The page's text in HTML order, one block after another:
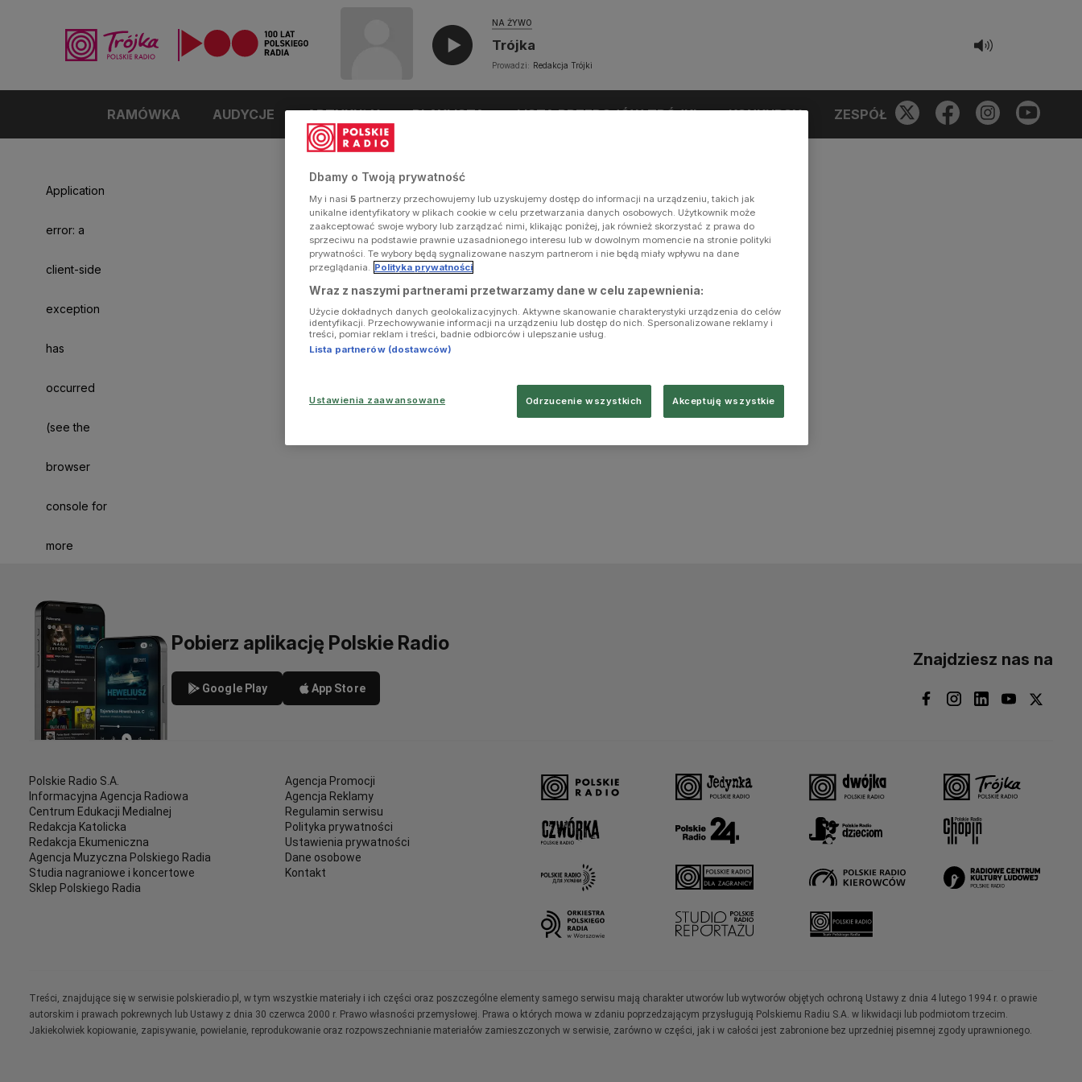
NA ŻYWO
Trójka
Prowadzi: Redakcja Trójki
RAMÓWKA AUDYCJE ARTYKUŁY PLAYLISTA LISTA PRZEBOJÓW TRÓJKI KONKURSY ZESPÓŁ
Application
error: a
client-side
exception
has
occurred
(see the
browser
console for
more
Pobierz aplikację Polskie Radio
Google Play App Store
Znajdziesz nas na
Polskie Radio S.A.
Informacyjna Agencja Radiowa
Centrum Edukacji Medialnej
Redakcja Katolicka
Redakcja Ekumeniczna
Agencja Muzyczna Polskiego Radia
Studia nagraniowe i koncertowe
Sklep Polskiego Radia
Agencja Promocji
Agencja Reklamy
Regulamin serwisu
Polityka prywatności
Ustawienia prywatności
Dane osobowe
Kontakt
Treści, znajdujące się w serwisie polskieradio.pl, w tym wszystkie materiały i ich części oraz poszczególne elementy samego serwisu mają charakter utworów lub wytworów objętych ochroną Ustawy z dnia 4 lutego 1994 r. o prawie
autorskim i prawach pokrewnych lub Ustawy z dnia 30 czerwca 2000 r. Prawo własności przemysłowej. Prawa o których mowa w zdaniu poprzedzającym przysługują Polskiemu Radiu S.A. w likwidacji lub podmiotom trzecim.
Jakiekolwiek kopiowanie, zapisywanie, powielanie, reprodukowanie oraz rozpowszechnianie materiałów zamieszczonych w serwisie, zarówno w części, jak i w całości jest zabronione bez uprzedniej pisemnej zgody uprawnionego.
Dbamy o Twoją prywatność
My i nasi 5 partnerzy przechowujemy lub uzyskujemy dostęp do informacji na urządzeniu, takich jak
unikalne identyfikatory w plikach cookie w celu przetwarzania danych osobowych. Użytkownik może
zaakceptować swoje wybory lub zarządzać nimi, klikając poniżej, jak również skorzystać z prawa do
sprzeciwu na podstawie prawnie uzasadnionego interesu lub w dowolnym momencie na stronie polityki
prywatności. Te wybory będą sygnalizowane naszym partnerom i nie będą miały wpływu na dane
przeglądania. Polityka prywatności
Wraz z naszymi partnerami przetwarzamy dane w celu zapewnienia:
Użycie dokładnych danych geolokalizacyjnych. Aktywne skanowanie charakterystyki urządzenia do celów
identyfikacji. Przechowywanie informacji na urządzeniu lub dostęp do nich. Spersonalizowane reklamy i
treści, pomiar reklam i treści, badnie odbiorców i ulepszanie usług.
Lista partnerów (dostawców)
Ustawienia zaawansowane Odrzucenie wszystkich Akceptuję wszystkie